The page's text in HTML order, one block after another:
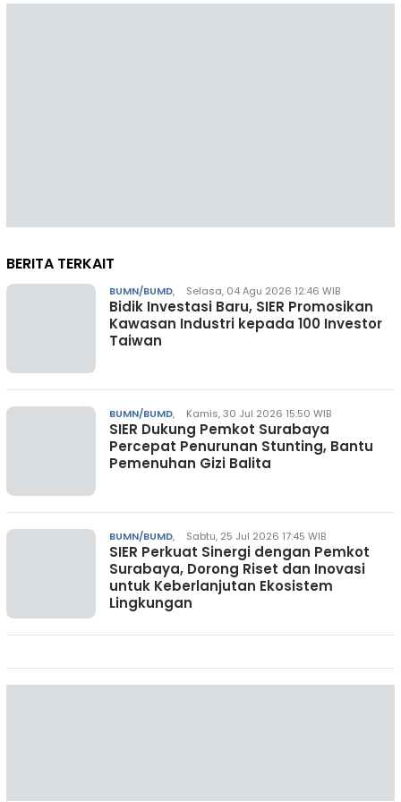
BERITA TERKAIT
BUMN/BUMD, Selasa, 04 Agu 2026 12:46 WIB
Bidik Investasi Baru, SIER Promosikan
Kawasan Industri kepada 100 Investor
Taiwan
BUMN/BUMD, Kamis, 30 Jul 2026 15:50 WIB
SIER Dukung Pemkot Surabaya
Percepat Penurunan Stunting, Bantu
Pemenuhan Gizi Balita
BUMN/BUMD, Sabtu, 25 Jul 2026 17:45 WIB
SIER Perkuat Sinergi dengan Pemkot
Surabaya, Dorong Riset dan Inovasi
untuk Keberlanjutan Ekosistem
Lingkungan